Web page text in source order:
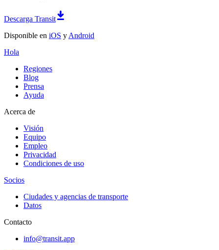
Descarga Transit
Disponible en iOS y Android
Hola
Regiones
Blog
Prensa
Ayuda
Acerca de
Visión
Equipo
Empleo
Privacidad
Condiciones de uso
Socios
Ciudades y agencias de transporte
Datos
Contacto
info@transit.app